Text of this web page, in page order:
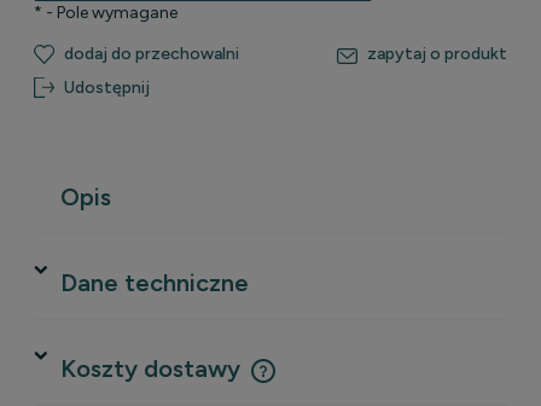
* - Pole wymagane
dodaj do przechowalni
zapytaj o produkt
Udostępnij
Opis
Dane techniczne
Koszty dostawy
Cena nie zawiera ewentualnych kosztów płatności